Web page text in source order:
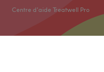
Centre d'aide Treatwell Pro